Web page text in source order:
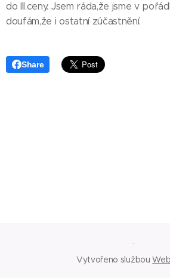
do III.ceny. Jsem ráda,že jsme v
doufám,že i ostatní zúčastnění.
Share
.
Vytvořeno službou